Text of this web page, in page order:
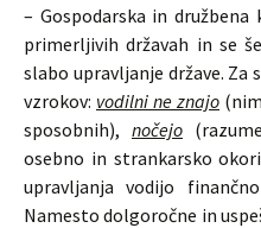
– Gospodarska in
primerljivih državah in se
slabo upravljanje države. Za
vzrokov: vodilni ne znajo
sposobnih), nočejo
osebno in strankarsko
upravljanja vodijo
Namesto dolgoročne in